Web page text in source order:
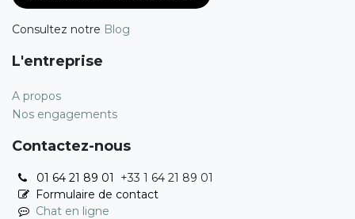
Consultez notre Blog
L'entreprise
A propos
Nos engagements
Contactez-nous
01 64 21 89 01 +33 1 64 21 89 01
Formulaire de contact
Chat en ligne